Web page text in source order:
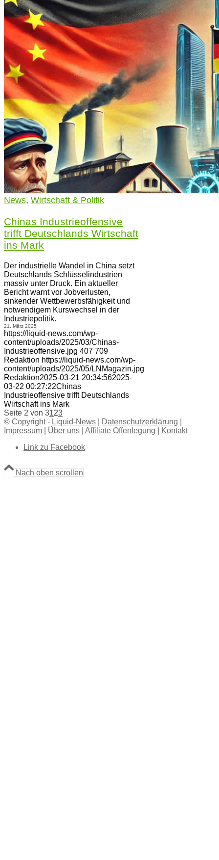
News, Wirtschaft & Politik
Chinas Industrieoffensive
trifft Deutschlands Wirtschaft
ins Mark
Der industrielle Wandel in China setzt
Deutschlands Schlüsselindustrien
massiv unter Druck. Ein aktueller
Bericht warnt vor Jobverlusten,
sinkender Wettbewerbsfähigkeit und
notwendigem Kurswechsel in der
Industriepolitik.
21. März 2025
https://liquid-news.com/wp-
content/uploads/2025/03/Chinas-
Industrieoffensive.jpg 407 709
Redaktion https://liquid-news.com/wp-
content/uploads/2025/05/LNMagazin.jpg
Redaktion2025-03-21 20:34:562025-
03-22 00:27:22Chinas
Industrieoffensive trifft Deutschlands
Wirtschaft ins Mark
Seite 2 von 3123
© Copyright - Liquid-News Datenschutzerklärung
Impressum
Über uns Affiliate Offenlegung
Kontakt
Link zu Facebook
Nach oben scrollen